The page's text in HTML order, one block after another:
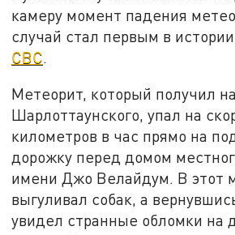
камеру момент падения
случай стал первым в
CBC.
Метеорит, который получил
Шарлоттаунского, упал на
километров в час прямо на
дорожку перед домом
имени Джо Велайдум. В этот
выгуливал собак, а
увидел странные обломки на